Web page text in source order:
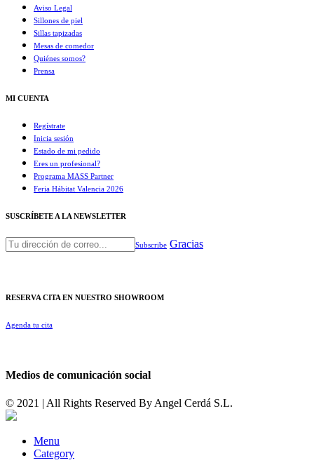
Aviso Legal
Sillones de piel
Sillas tapizadas
Mesas de comedor
Quiénes somos?
Prensa
MI CUENTA
Regístrate
Inicia sesión
Estado de mi pedido
Eres un profesional?
Programa MASS Partner
Feria Hábitat Valencia 2026​
SUSCRÍBETE A LA NEWSLETTER
Subscribe Gracias
RESERVA CITA EN NUESTRO SHOWROOM
Agenda tu cita
Medios de comunicación social
© 2021 | All Rights Reserved By Angel Cerdá S.L.
Menu
Category